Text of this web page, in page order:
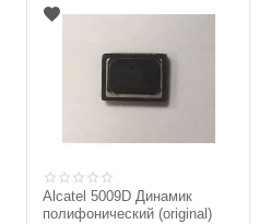
Alcatel 5009D Динамик
полифонический (original)